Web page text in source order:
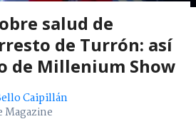
salud de
de Turrón: así
de Millenium Show
Caipillán
Magazine